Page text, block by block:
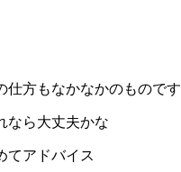
仕方もなかなかのものです
なら大丈夫かな
てアドバイス